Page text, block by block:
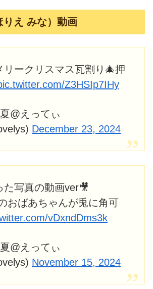
りえ みな）動画
リークリスマス瓦割り🎄押
Z3HSIp7IHy
@えってぃ
December 23, 2024
た写真の動画ver🎥
おばあちゃんが兎に角可
vDxndDms3k
@えってぃ
November 15, 2024